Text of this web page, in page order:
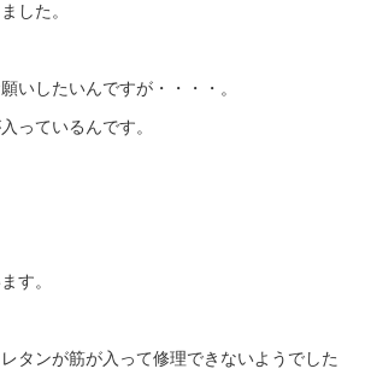
した。
いしたいんですが・・・・。
っているんです。
す。
タンが筋が入って修理できないようでした